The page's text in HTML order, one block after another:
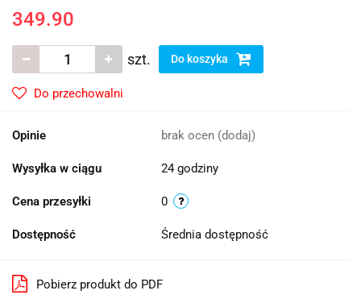
349.90
szt. Do koszyka
Do przechowalni
Opinie brak ocen (dodaj)
Wysyłka w ciągu 24 godziny
Cena przesyłki 0
Dostępność Średnia dostępność
Pobierz produkt do PDF